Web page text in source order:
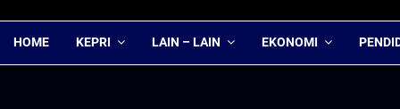
HOME KEPRI LAIN – LAIN EKONOMI